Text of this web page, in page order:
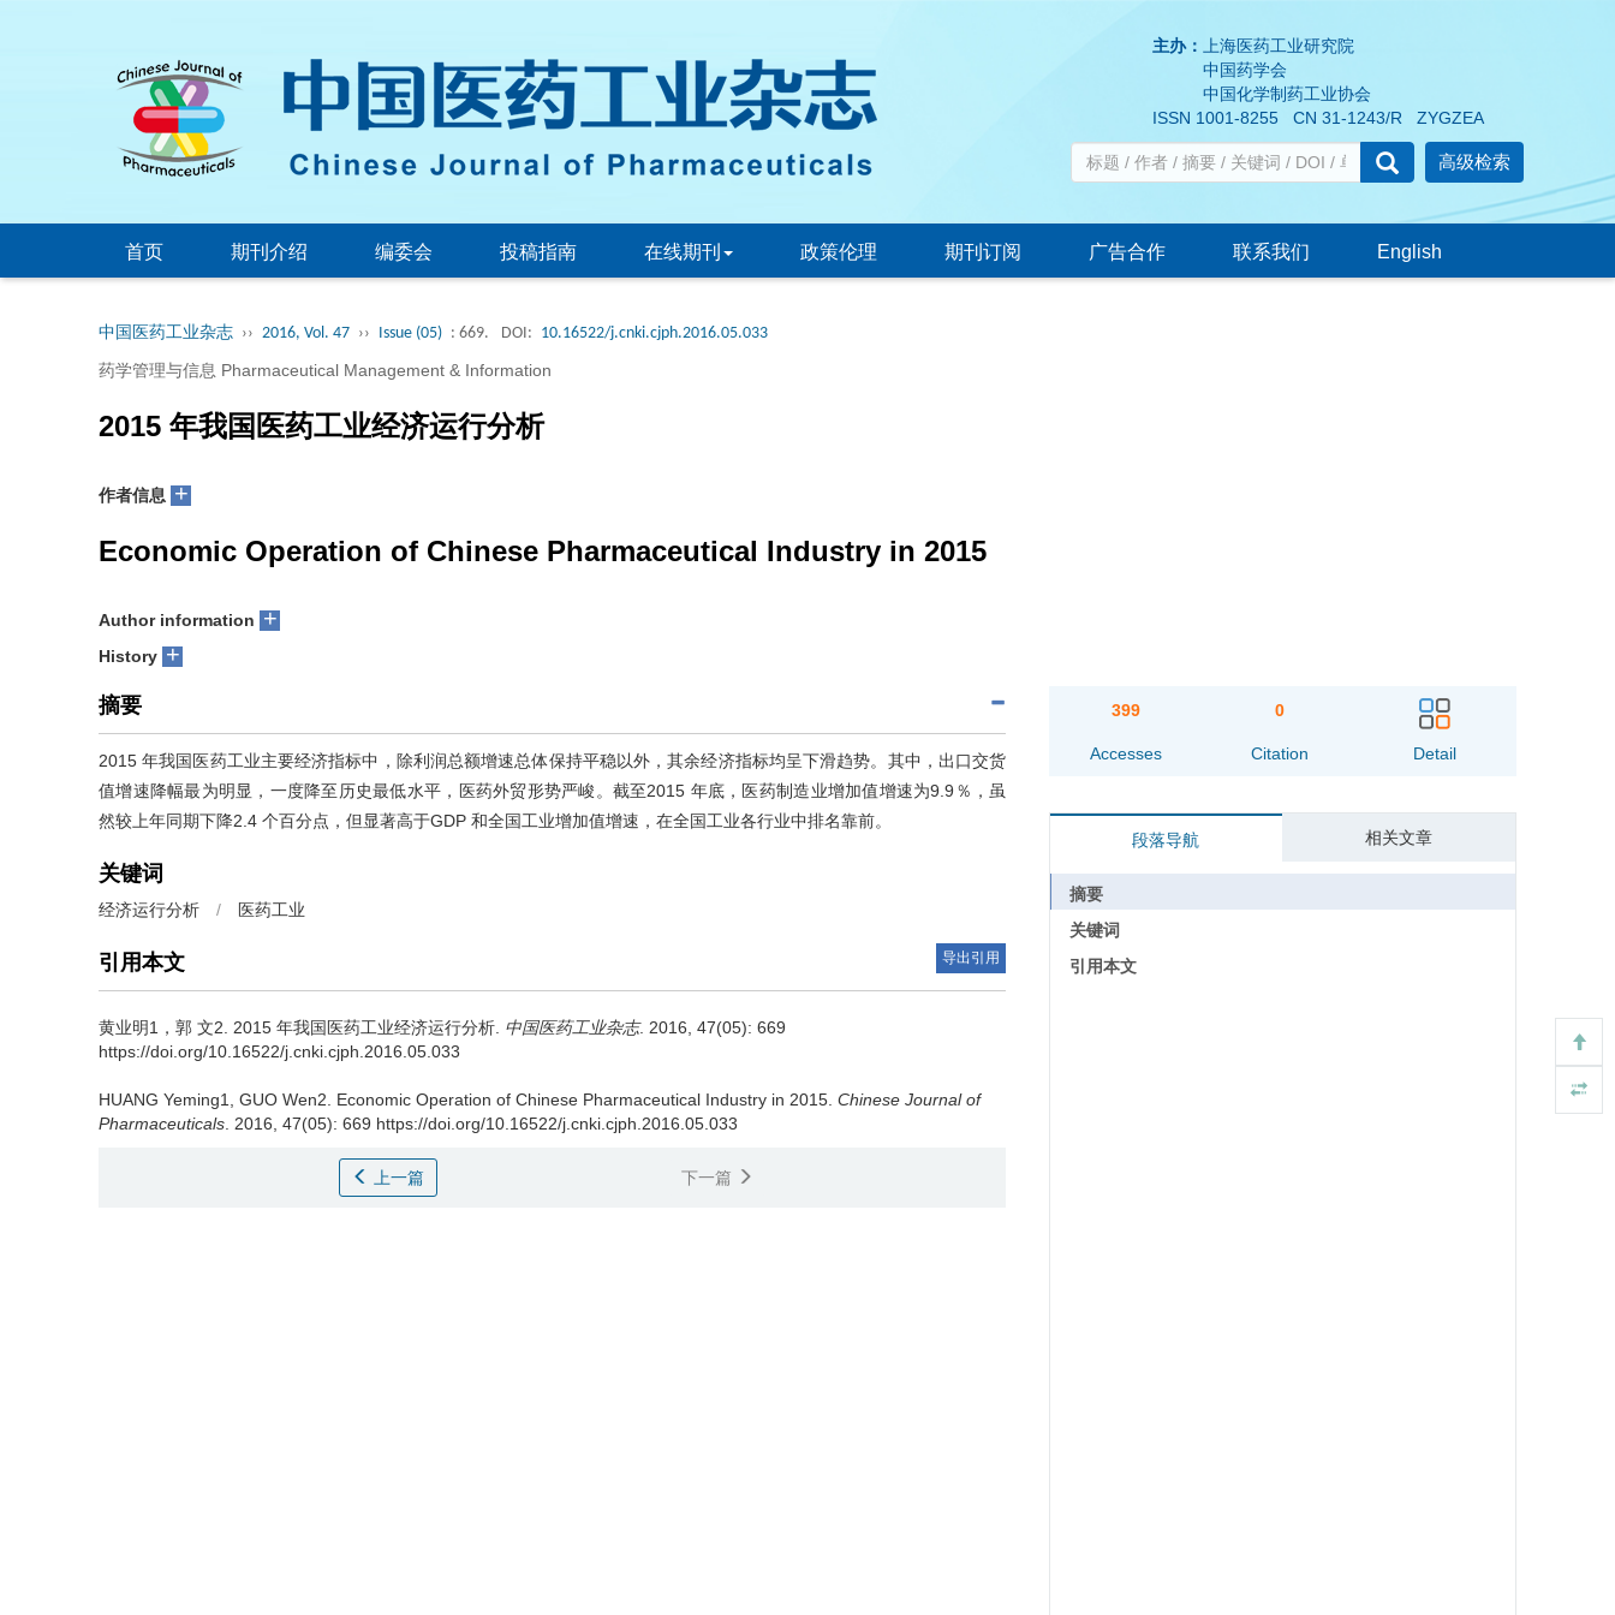
主办：
上海医药工业研究院
中国药学会
中国化学制药工业协会
ISSN 1001-8255 CN 31-1243/R ZYGZEA
高级检索
首页 期刊介绍 编委会 投稿指南 在线期刊 政策伦理 期刊订阅 广告合作 联系我们 English
中国医药工业杂志 ›› 2016, Vol. 47 ›› Issue (05) : 669. DOI: 10.16522/j.cnki.cjph.2016.05.033
药学管理与信息 Pharmaceutical Management & Information
2015 年我国医药工业经济运行分析
作者信息 +
Economic Operation of Chinese Pharmaceutical Industry in 2015
Author information +
History +
摘要
2015 年我国医药工业主要经济指标中，除利润总额增速总体保持平稳以外，其余经济指标均呈下滑趋势。其中，出口交货
值增速降幅最为明显，一度降至历史最低水平，医药外贸形势严峻。截至2015 年底，医药制造业增加值增速为9.9％，虽
然较上年同期下降2.4 个百分点，但显著高于GDP 和全国工业增加值增速，在全国工业各行业中排名靠前。
关键词
经济运行分析 / 医药工业
引用本文 导出引用
黄业明1，郭 文2. 2015 年我国医药工业经济运行分析. 中国医药工业杂志. 2016, 47(05): 669
https://doi.org/10.16522/j.cnki.cjph.2016.05.033
HUANG Yeming1, GUO Wen2. Economic Operation of Chinese Pharmaceutical Industry in 2015. Chinese Journal of
Pharmaceuticals . 2016, 47(05): 669 https://doi.org/10.16522/j.cnki.cjph.2016.05.033
上一篇 下一篇
399
Accesses
0
Citation Detail
段落导航 相关文章
摘要
关键词
引用本文